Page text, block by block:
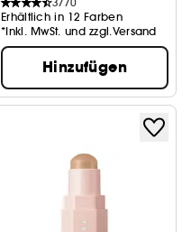
Erhältlich in 12 Farben
*Inkl. MwSt. und zzgl.Versand
Hinzufügen